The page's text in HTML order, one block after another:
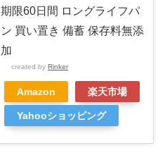
期限60日間 ロングライフパ
ン 買い置き 備蓄 保存料無添
加
created by Rinker
Amazon 楽天市場
Yahooショッピング